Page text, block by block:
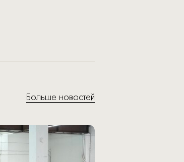
Больше новостей